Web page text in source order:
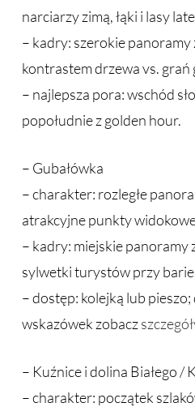
narciarzy zimą, łąki i lasy
– kadry: szerokie panoramy
kontrastem drzewa vs. grań
– najlepsza pora: wschód
popołudnie z golden hour.
– Gubałówka
– charakter: rozległe
atrakcyjne punkty
– kadry: miejskie panoramy
sylwetki turystów przy
– dostęp: kolejką lub
wskazówek zobacz
– Kuźnice i dolina Białego /
– charakter: początek